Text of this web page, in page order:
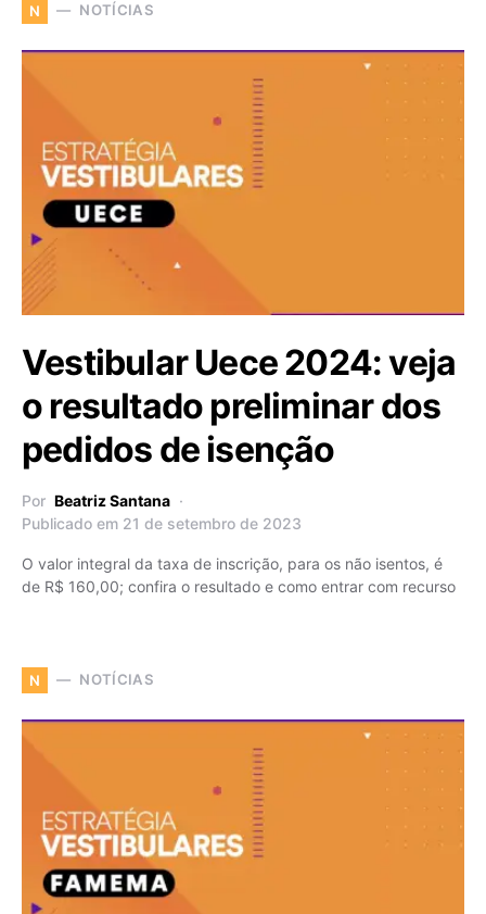
N NOTÍCIAS
Vestibular Uece 2024: veja
o resultado preliminar dos
pedidos de isenção
Por Beatriz Santana
Publicado em 21 de setembro de 2023
O valor integral da taxa de inscrição, para os não isentos, é
de R$ 160,00; confira o resultado e como entrar com recurso
N NOTÍCIAS